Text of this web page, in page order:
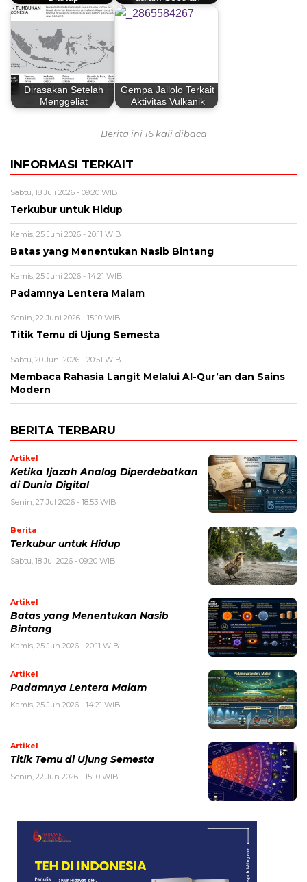
Dirasakan Setelah
Menggeliat
Gempa Jailolo Terkait
Aktivitas Vulkanik
Berita ini 16 kali dibaca
INFORMASI TERKAIT
Sabtu, 18 Juli 2026 - 09:20 WIB
Terkubur untuk Hidup
Kamis, 25 Juni 2026 - 20:11 WIB
Batas yang Menentukan Nasib Bintang
Kamis, 25 Juni 2026 - 14:21 WIB
Padamnya Lentera Malam
Senin, 22 Juni 2026 - 15:10 WIB
Titik Temu di Ujung Semesta
Sabtu, 20 Juni 2026 - 20:51 WIB
Membaca Rahasia Langit Melalui Al-Qur’an dan Sains
Modern
BERITA TERBARU
Artikel
Ketika Ijazah Analog Diperdebatkan
di Dunia Digital
Senin, 27 Jul 2026 - 18:53 WIB
Berita
Terkubur untuk Hidup
Sabtu, 18 Jul 2026 - 09:20 WIB
Artikel
Batas yang Menentukan Nasib
Bintang
Kamis, 25 Jun 2026 - 20:11 WIB
Artikel
Padamnya Lentera Malam
Kamis, 25 Jun 2026 - 14:21 WIB
Artikel
Titik Temu di Ujung Semesta
Senin, 22 Jun 2026 - 15:10 WIB